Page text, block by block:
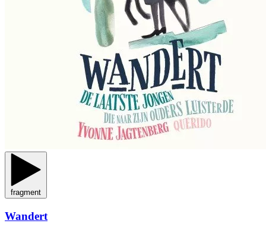
fragment
Wandert